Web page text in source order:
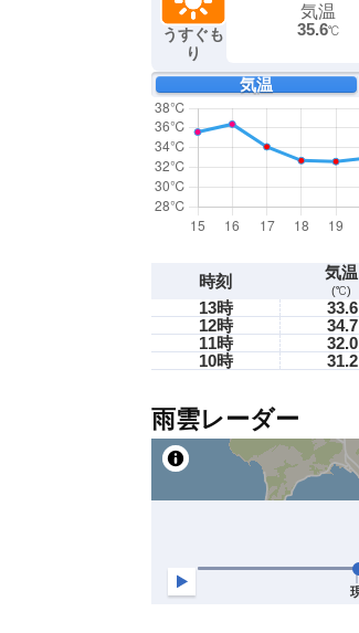
うすぐも
り
気温
35.6℃
気温
時刻 気温
(℃)
13時 33.6
12時
34.7
11時
32.0
10時
31.2
雨雲レーダー